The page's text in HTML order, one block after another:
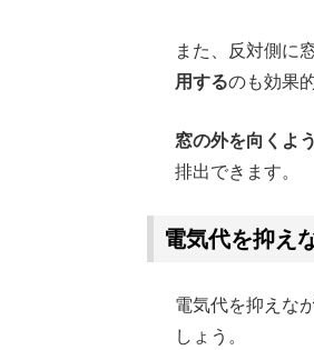
また、反対側に
用するのも効果
窓の外を向くよ
排出できます。
電気代を抑え
電気代を抑えな
しょう。